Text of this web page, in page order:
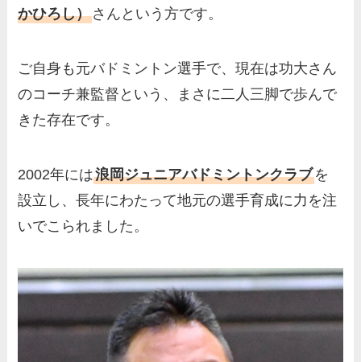
成や父・片岡達也、兄弟につ
梅澤廉アナの父親・母親の職
業や経歴を調査！兄弟や実家
実家の両親など家族情報も全
部まとめた！
かひろし）さんという方です。
ご自身も元バドミントン選手で、現在は功大さん
のコーチ兼監督という、まさに二人三脚で歩んで
きた存在です。
2002年には浪岡ジュニアバドミントンクラブを
設立し、長年にわたって地元の選手育成に力を注
いでこられました。